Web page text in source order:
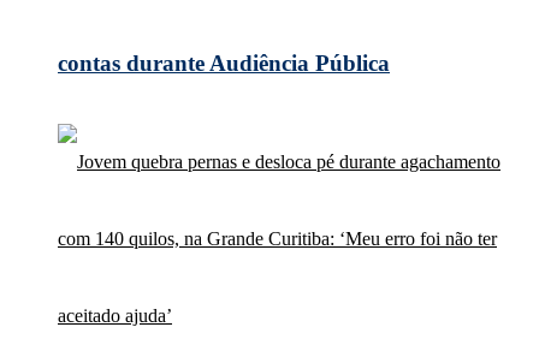
contas durante Audiência Pública